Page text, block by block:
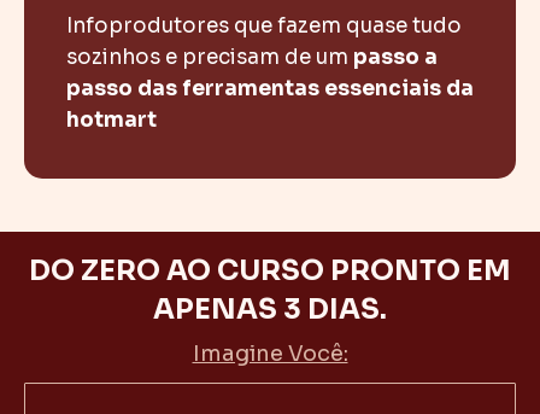
Infoprodutores que fazem quase tudo
sozinhos e precisam de um passo a
passo das ferramentas essenciais da
hotmart
DO ZERO AO CURSO PRONTO EM
APENAS 3 DIAS.
Imagine Você: